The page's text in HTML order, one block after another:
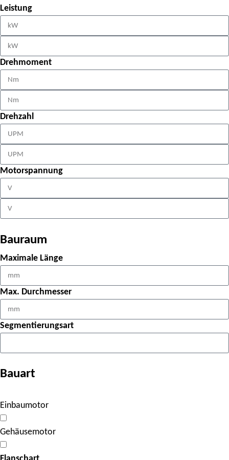
Leistung
Drehmoment
Drehzahl
Motorspannung
Bauraum
Maximale Länge
Max. Durchmesser
Segmentierungsart
Bauart
Einbaumotor
Gehäusemotor